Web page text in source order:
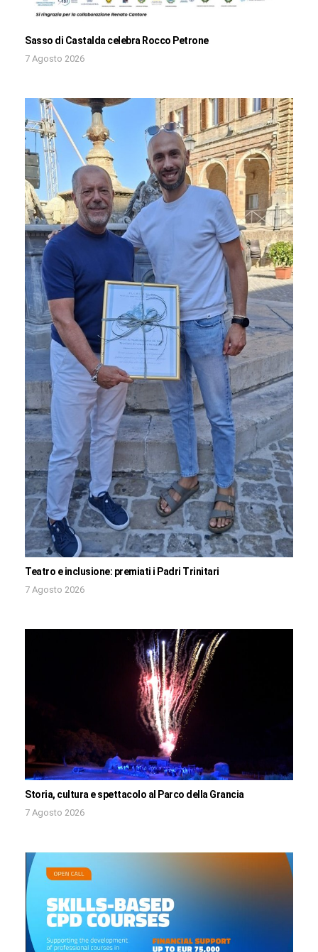
Sasso di Castalda celebra Rocco Petrone
7 Agosto 2026
Teatro e inclusione: premiati i Padri Trinitari
7 Agosto 2026
Storia, cultura e spettacolo al Parco della Grancia
7 Agosto 2026